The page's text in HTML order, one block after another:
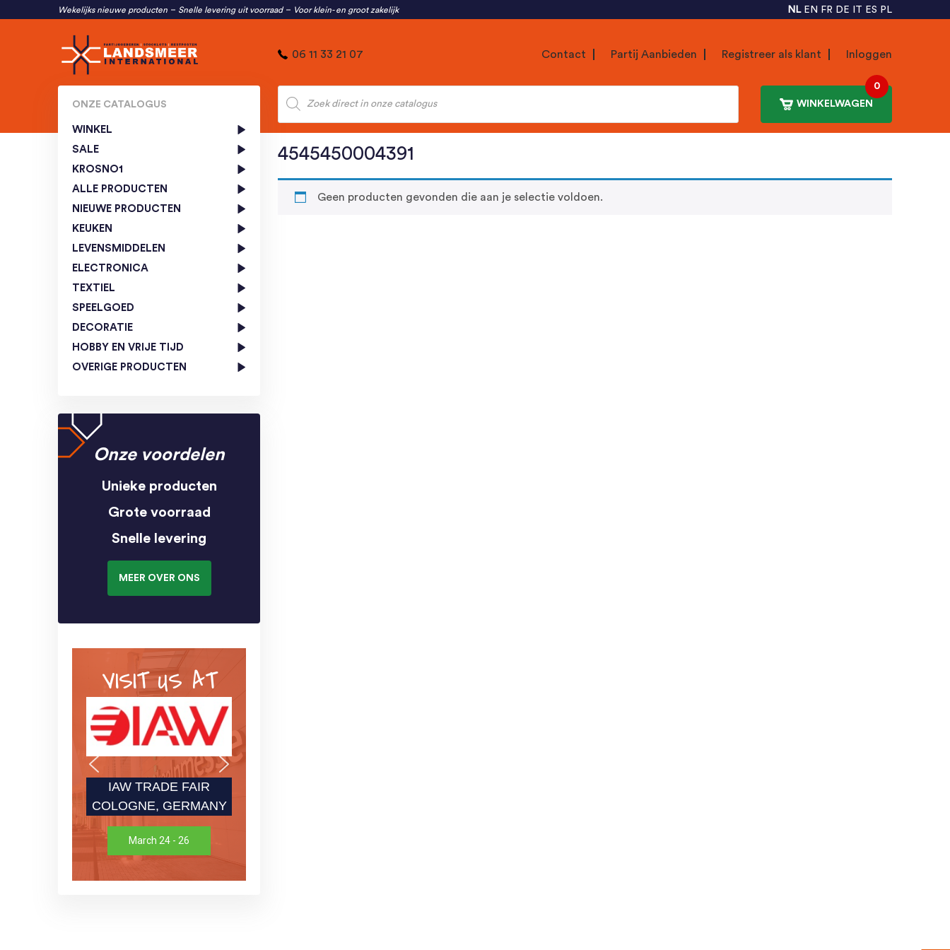
Wekelijks nieuwe producten Snelle levering uit voorraad Voor klein- en groot zakelijk NL EN FR DE IT ES PL
06 11 33 21 07 Contact Partij Aanbieden Registreer als klant Inloggen
Producten
zoeken
WINKELWAGEN
0
ONZE CATALOGUS
WINKEL
SALE
KROSNO1
ALLE PRODUCTEN
NIEUWE PRODUCTEN
KEUKEN
LEVENSMIDDELEN
ELECTRONICA
TEXTIEL
SPEELGOED
DECORATIE
HOBBY EN VRIJE TIJD
OVERIGE PRODUCTEN
Onze voordelen
Unieke producten
Grote voorraad
Snelle levering
MEER OVER ONS
VISIT US AT
IAW TRADE FAIR
COLOGNE, GERMANY
March 24 - 26
4545450004391
Geen producten gevonden die aan je selectie voldoen.